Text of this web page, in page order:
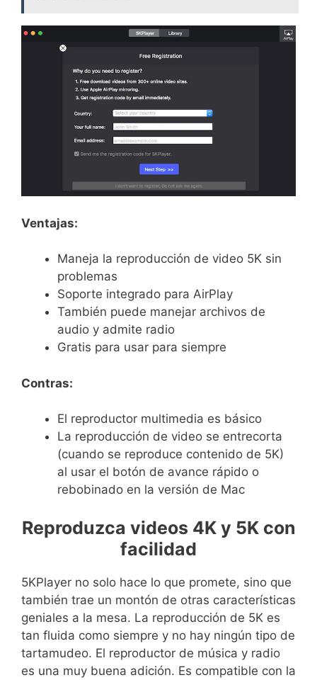
Ventajas:
Maneja la reproducción de video 5K sin
problemas
Soporte integrado para AirPlay
También puede manejar archivos de
audio y admite radio
Gratis para usar para siempre
Contras:
El reproductor multimedia es básico
La reproducción de video se entrecorta
(cuando se reproduce contenido de 5K)
al usar el botón de avance rápido o
rebobinado en la versión de Mac
Reproduzca videos 4K y 5K con
facilidad
5KPlayer no solo hace lo que promete, sino que
también trae un montón de otras características
geniales a la mesa. La reproducción de 5K es
tan fluida como siempre y no hay ningún tipo de
tartamudeo. El reproductor de música y radio
es una muy buena adición. Es compatible con la